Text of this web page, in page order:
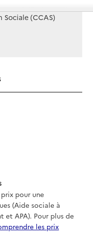
(CCAS)
pour une
(Aide sociale à
et APA). Pour plus de
les prix